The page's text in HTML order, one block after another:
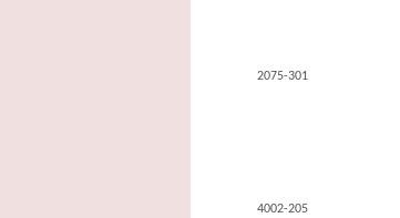
2075-301
4002-205